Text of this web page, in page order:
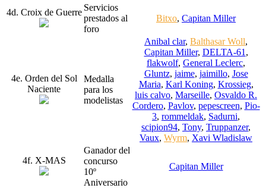
4d. Croix de Guerre Servicios
prestados al
foro
Bitxo, Capitan Miller
4e. Orden del Sol
Naciente
Medalla
para los
modelistas
Anibal clar, Balthasar Woll,
Capitan Miller, DELTA-61 ,
flakwolf, General Leclerc,
Gluntz, jaime, jaimillo, Jose
Maria, Karl Koning, Krossieg,
luis calvo, Marseille, Osvaldo R.
Cordero, Pavlov, pepescreen, Pio-
3, rommeldak, Sadurni,
scipion94, Tony, Truppanzer,
Vaux, Wyrm, Xavi Wladislaw
4f. X-MAS
Ganador del
concurso
10º
Aniversario
Capitan Miller